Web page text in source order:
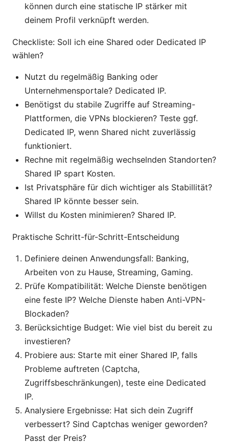
können durch eine statische IP stärker mit
deinem Profil verknüpft werden.
Checkliste: Soll ich eine Shared oder Dedicated IP
wählen?
Nutzt du regelmäßig Banking oder
Unternehmensportale? Dedicated IP.
Benötigst du stabile Zugriffe auf Streaming-
Plattformen, die VPNs blockieren? Teste ggf.
Dedicated IP, wenn Shared nicht zuverlässig
funktioniert.
Rechne mit regelmäßig wechselnden Standorten?
Shared IP spart Kosten.
Ist Privatsphäre für dich wichtiger als Stabillität?
Shared IP könnte besser sein.
Willst du Kosten minimieren? Shared IP.
Praktische Schritt-für-Schritt-Entscheidung
Definiere deinen Anwendungsfall: Banking,
Arbeiten von zu Hause, Streaming, Gaming.
Prüfe Kompatibilität: Welche Dienste benötigen
eine feste IP? Welche Dienste haben Anti-VPN-
Blockaden?
Berücksichtige Budget: Wie viel bist du bereit zu
investieren?
Probiere aus: Starte mit einer Shared IP, falls
Probleme auftreten (Captcha,
Zugriffsbeschränkungen), teste eine Dedicated
IP.
Analysiere Ergebnisse: Hat sich dein Zugriff
verbessert? Sind Captchas weniger geworden?
Passt der Preis?